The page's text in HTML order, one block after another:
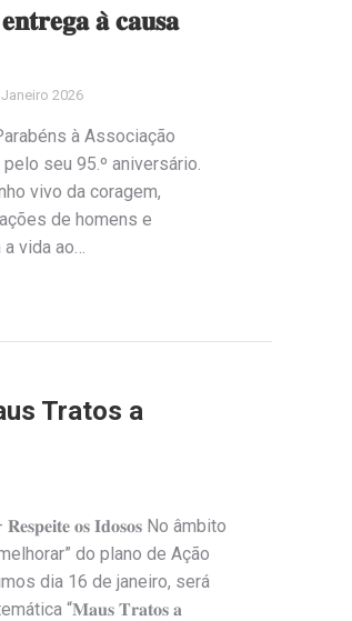
𝐚̀ 𝐜𝐚𝐮𝐬𝐚
Janeiro 2026
à Associação
seu 95.º aniversário.
vivo da coragem,
de homens e
vida ao…
Tratos a
𝐨𝐬 𝐈𝐝𝐨𝐬𝐨𝐬 No âmbito
do plano de Ação
dia 16 de janeiro, será
“𝐌𝐚𝐮𝐬 𝐓𝐫𝐚𝐭𝐨𝐬 𝐚